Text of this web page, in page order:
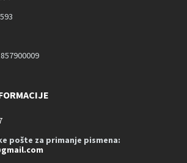
pošte za primanje pismena: